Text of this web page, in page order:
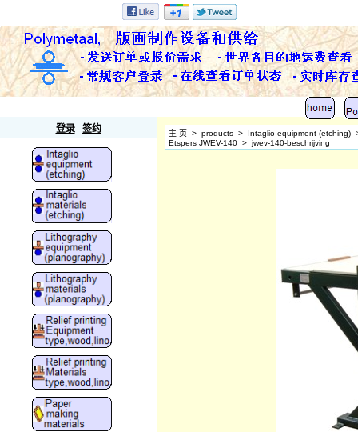
登录 签约 主 页 > products > Intaglio equipment (etching)
Etspers JWEV-140 > jwev-140-beschrijving